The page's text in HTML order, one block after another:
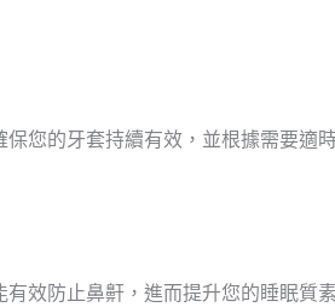
您的牙套持續有效，並根據需要適
效防止鼻鼾，進而提升您的睡眠質